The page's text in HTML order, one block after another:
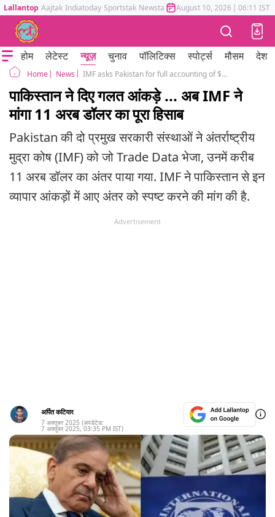
Lallantop Aajtak Indiatoday Sportstak Newstak Mumbai Tak Astrotak
August 10, 2026 | 06:11 IST
होम लेटेस्ट न्यूज़ चुनाव पॉलिटिक्स स्पोर्ट्स मौसम देश
Home News IMF asks Pakistan for full accounting of $11 billion trade gap
पाकिस्तान ने दिए गलत आंकड़े ... अब IMF ने
मांगा 11 अरब डॉलर का पूरा हिसाब
Pakistan की दो प्रमुख सरकारी संस्थाओं ने अंतर्राष्ट्रीय
मुद्रा कोष (IMF) को जो Trade Data भेजा, उनमें करीब
11 अरब डॉलर का अंतर पाया गया. IMF ने पाकिस्तान से इन
व्यापार आंकड़ों में आए अंतर को स्पष्ट करने की मांग की है.
Advertisement
अर्पित कटियार
7 अक्तूबर 2025 (अपडेटेड:
7 अक्तूबर 2025, 03:35 PM IST)